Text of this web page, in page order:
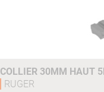
COLLIER 30MM HAUT
RUGER